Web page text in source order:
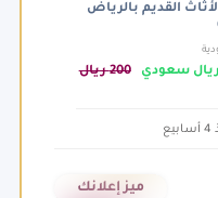
القديم بالرياض
200 ريال
ميز إعلانك